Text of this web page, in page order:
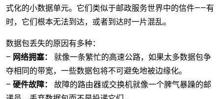
式化的小数据单元。它们类似于邮政服务世界中的信件——有
时，它们根本无法到达，或者到达时一片混乱。
数据包丢失的原因有多种：
– 网络拥塞：
就像一条繁忙的高速公路，如果太多数据包争
夺相同的带宽，一些数据包将不可避免地被边缘化。
– 硬件故障：
故障的路由器或交换机就像一个脾气暴躁的邮